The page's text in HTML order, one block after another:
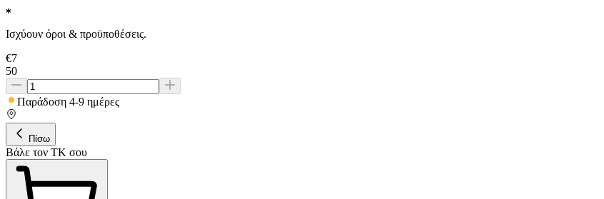
Ισχύουν όροι & προϋποθέσεις.
€7
50
Παράδοση 4-9 ημέρες
Πίσω
Βάλε τον ΤΚ σου